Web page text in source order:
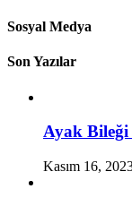
Sosyal Medya
Son Yazılar
Ayak
Kasım 16,